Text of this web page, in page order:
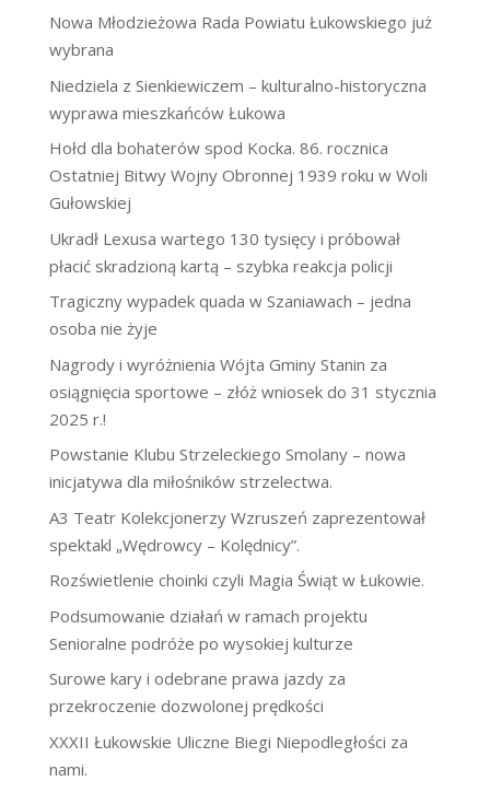
Nowa Młodzieżowa Rada Powiatu Łukowskiego już
wybrana
Niedziela z Sienkiewiczem – kulturalno-historyczna
wyprawa mieszkańców Łukowa
Hołd dla bohaterów spod Kocka. 86. rocznica
Ostatniej Bitwy Wojny Obronnej 1939 roku w Woli
Gułowskiej
Ukradł Lexusa wartego 130 tysięcy i próbował
płacić skradzioną kartą – szybka reakcja policji
Tragiczny wypadek quada w Szaniawach – jedna
osoba nie żyje
Nagrody i wyróżnienia Wójta Gminy Stanin za
osiągnięcia sportowe – złóż wniosek do 31 stycznia
2025 r.!
Powstanie Klubu Strzeleckiego Smolany – nowa
inicjatywa dla miłośników strzelectwa.
A3 Teatr Kolekcjonerzy Wzruszeń zaprezentował
spektakl „Wędrowcy – Kolędnicy”.
Rozświetlenie choinki czyli Magia Świąt w Łukowie.
Podsumowanie działań w ramach projektu
Senioralne podróże po wysokiej kulturze
Surowe kary i odebrane prawa jazdy za
przekroczenie dozwolonej prędkości
XXXII Łukowskie Uliczne Biegi Niepodległości za
nami.